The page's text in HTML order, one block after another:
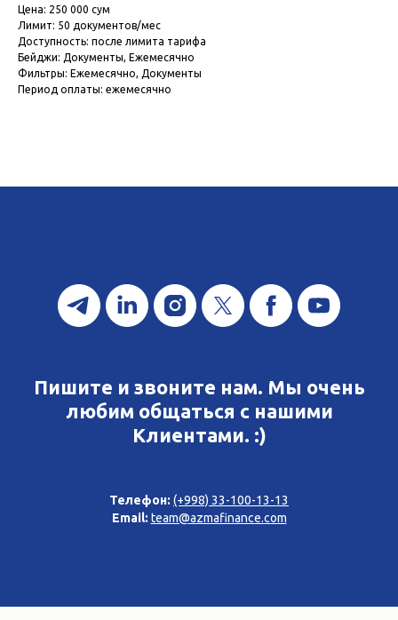
Цена: 250 000 сум
Лимит: 50 документов/мес
Доступность: после лимита тарифа
Бейджи: Документы, Ежемесячно
Фильтры: Ежемесячно, Документы
Период оплаты: ежемесячно
Пишите и звоните нам. Мы очень
любим общаться с нашими
Клиентами. :)
Телефон: (+998) 33-100-13-13
Email: team@azmafinance.com